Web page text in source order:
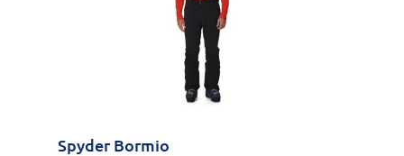
Spyder Bormio